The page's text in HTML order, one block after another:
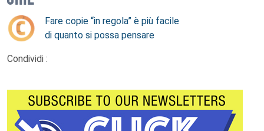
Fare copie “in regola” è più facile
di quanto si possa pensare
Condividi :